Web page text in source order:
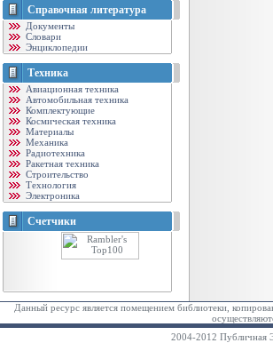
Справочная литература
Документы
Словари
Энциклопедии
Техника
Авиационная техника
Автомобильная техника
Комплектующие
Космическая техника
Материалы
Механика
Радиотехника
Ракетная техника
Строительство
Технология
Электроника
Счетчики
Данный ресурс является помещением библиотеки,
2004-2012 Публичная